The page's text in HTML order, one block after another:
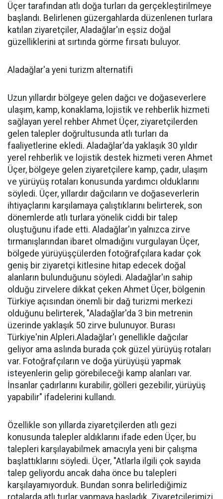
Üçer tarafından atlı doğa turları da gerçekleştirilmeye
başlandı. Belirlenen güzergahlarda düzenlenen turlara
katılan ziyaretçiler, Aladağlar'ın eşsiz doğal
güzelliklerini at sırtında görme fırsatı buluyor.
Aladağlar'a yeni turizm alternatifi
Uzun yıllardır bölgeye gelen dağcı ve doğaseverlere
ulaşım, kamp, konaklama, lojistik ve rehberlik hizmeti
sağlayan yerel rehber Ahmet Üçer, ziyaretçilerden
gelen talepler doğrultusunda atlı turları da
faaliyetlerine ekledi. Aladağlar'da yaklaşık 30 yıldır
yerel rehberlik ve lojistik destek hizmeti veren Ahmet
Üçer, bölgeye gelen ziyaretçilere kamp, çadır, ulaşım
ve yürüyüş rotaları konusunda yardımcı olduklarını
söyledi. Üçer, yıllardır dağcıların ve doğaseverlerin
ihtiyaçlarını karşılamaya çalıştıklarını belirterek, son
dönemlerde atlı turlara yönelik ciddi bir talep
oluştuğunu ifade etti. Aladağlar'ın yalnızca zirve
tırmanışlarından ibaret olmadığını vurgulayan Üçer,
bölgede yürüyüşçülerden fotoğrafçılara kadar çok
geniş bir ziyaretçi kitlesine hitap edecek doğal
alanların bulunduğunu söyledi. Aladağlar'ın sahip
olduğu zirvelere dikkat çeken Ahmet Üçer, bölgenin
Türkiye açısından önemli bir dağ turizmi merkezi
olduğunu belirterek, "Aladağlar'da 3 bin metrenin
üzerinde yaklaşık 50 zirve bulunuyor. Burası
Türkiye'nin Alpleri.Aladağlar'ı genellikle dağcılar
geliyor ama aslında burada çok güzel yürüyüş rotaları
var. Fotoğrafçıların ve doğa yürüyüşü yapmak
isteyenlerin gelip görebileceği kamp alanları var.
İnsanlar çadırlarını kurabilir, gölleri gezebilir, yürüyüş
yapabilir" ifadelerini kullandı.
Özellikle son yıllarda ziyaretçilerden atlı gezi
konusunda talepler aldıklarını ifade eden Üçer, bu
talepleri karşılayabilmek amacıyla yeni bir çalışma
başlattıklarını söyledi. Üçer, "Atlarla ilgili çok sayıda
talep geliyordu ancak daha önce bu talepleri
karşılayamıyorduk. Bundan sonra belirlediğimiz